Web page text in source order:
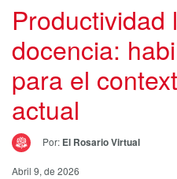
Productividad
docencia:
para el
actual
Por: El Rosario Virtual
Abril 9, de 2026